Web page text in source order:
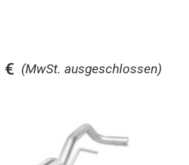
(MwSt. ausgeschlossen)
€